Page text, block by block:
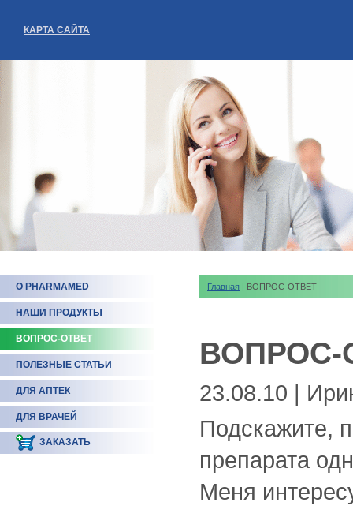
КАРТА САЙТА
О PHARMAMED
НАШИ ПРОДУКТЫ
ВОПРОС-ОТВЕТ
ПОЛЕЗНЫЕ СТАТЬИ
ДЛЯ АПТЕК
ДЛЯ ВРАЧЕЙ
ЗАКАЗАТЬ
Главная | ВОПРОС-ОТВЕТ
ВОПРОС-
23.08.10 |
Подскажите,
препарата
Меня